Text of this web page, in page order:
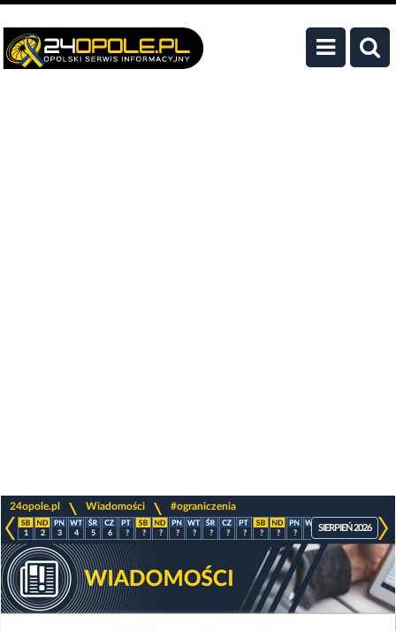
24opole.pl Wiadomości #ograniczenia
1 2 3 4 5 6 ? ? ? ? ? ? ? ? ? ? ? ? ? ? ?
SIERPIEŃ 2026